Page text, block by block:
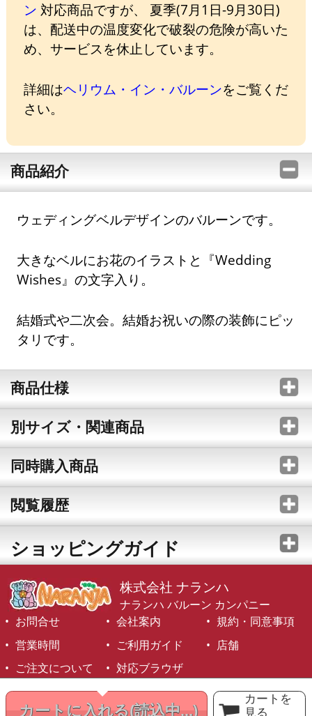
カートに入れる(読込中...)
カートを
見る
ン 対応商品ですが、 夏季(7月1日-9月30日)
は、配送中の温度変化で破裂の危険が高いた
め、サービスを休止しています。
詳細はヘリウム・イン・バルーンをご覧くだ
さい。
商品紹介
ウェディングベルデザインのバルーンです。
大きなベルにお花のイラストと『Wedding
Wishes』の文字入り。
結婚式や二次会。結婚お祝いの際の装飾にピッ
タリです。
商品仕様
別サイズ・関連商品
同時購入商品
閲覧履歴
ショッピングガイド
株式会社 ナランハ
ナランハ バルーン カンパニー
お問合せ
会社案内
規約・同意事項
営業時間
ご利用ガイド
店舗
ご注文について
対応ブラウザ
©1999-2026 NARANJA Inc. All Rights Reserved.